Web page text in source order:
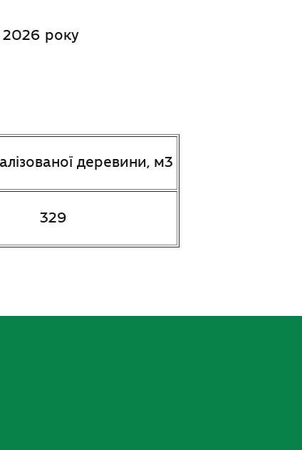
2026 року
деревини, м3
329